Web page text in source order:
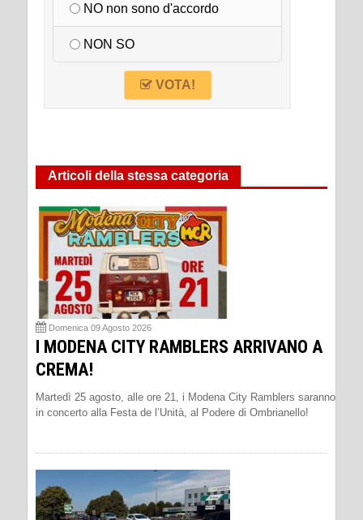
NO non sono d'accordo
NON SO
VOTA!
Articoli della stessa categoria
Domenica 09 Agosto 2026
I MODENA CITY RAMBLERS ARRIVANO A
CREMA!
Martedì 25 agosto, alle ore 21, i Modena City Ramblers saranno
in concerto alla Festa de l’Unità, al Podere di Ombrianello!